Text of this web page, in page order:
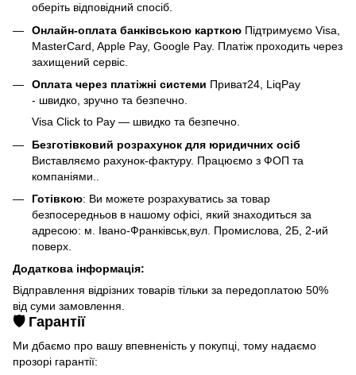
оберіть відповідний спосіб.
Онлайн-оплата банківською карткою Підтримуємо Visa,
MasterCard, Apple Pay, Google Pay. Платіж проходить через
захищений сервіс.
Оплата через платіжні системи Приват24, LiqPay
- швидко, зручно та безпечно.
Visa Click to Pay — швидко та безпечно.
Безготівковий розрахунок для юридичних осіб
Виставляємо рахунок-фактуру. Працюємо з ФОП та
компаніями..
Готівкою: Ви можете розрахуватись за товар
безпосередньов в нашому офісі, який знаходиться за
адресою: м. Івано-Франківськ,вул. Промислова, 2Б, 2-ий
поверх.
Додаткова інформація:
Відправлення відрізних товарів тільки за передоплатою 50%
від суми замовлення.
🛡️ Гарантії
Ми дбаємо про вашу впевненість у покупці, тому надаємо
прозорі гарантії: